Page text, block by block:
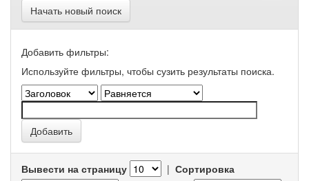
Начать новый поиск
Добавить фильтры:
Используйте фильтры, чтобы сузить результаты поиска.
Вывести на страницу | Сортировка